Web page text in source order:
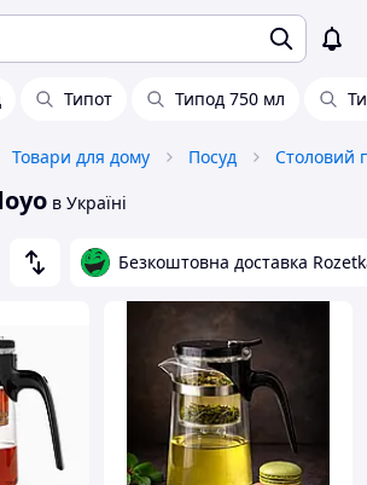
Типот Типод 750 мл
Товари для дому Посуд Столовий
в Україні
Безкоштовна доставка